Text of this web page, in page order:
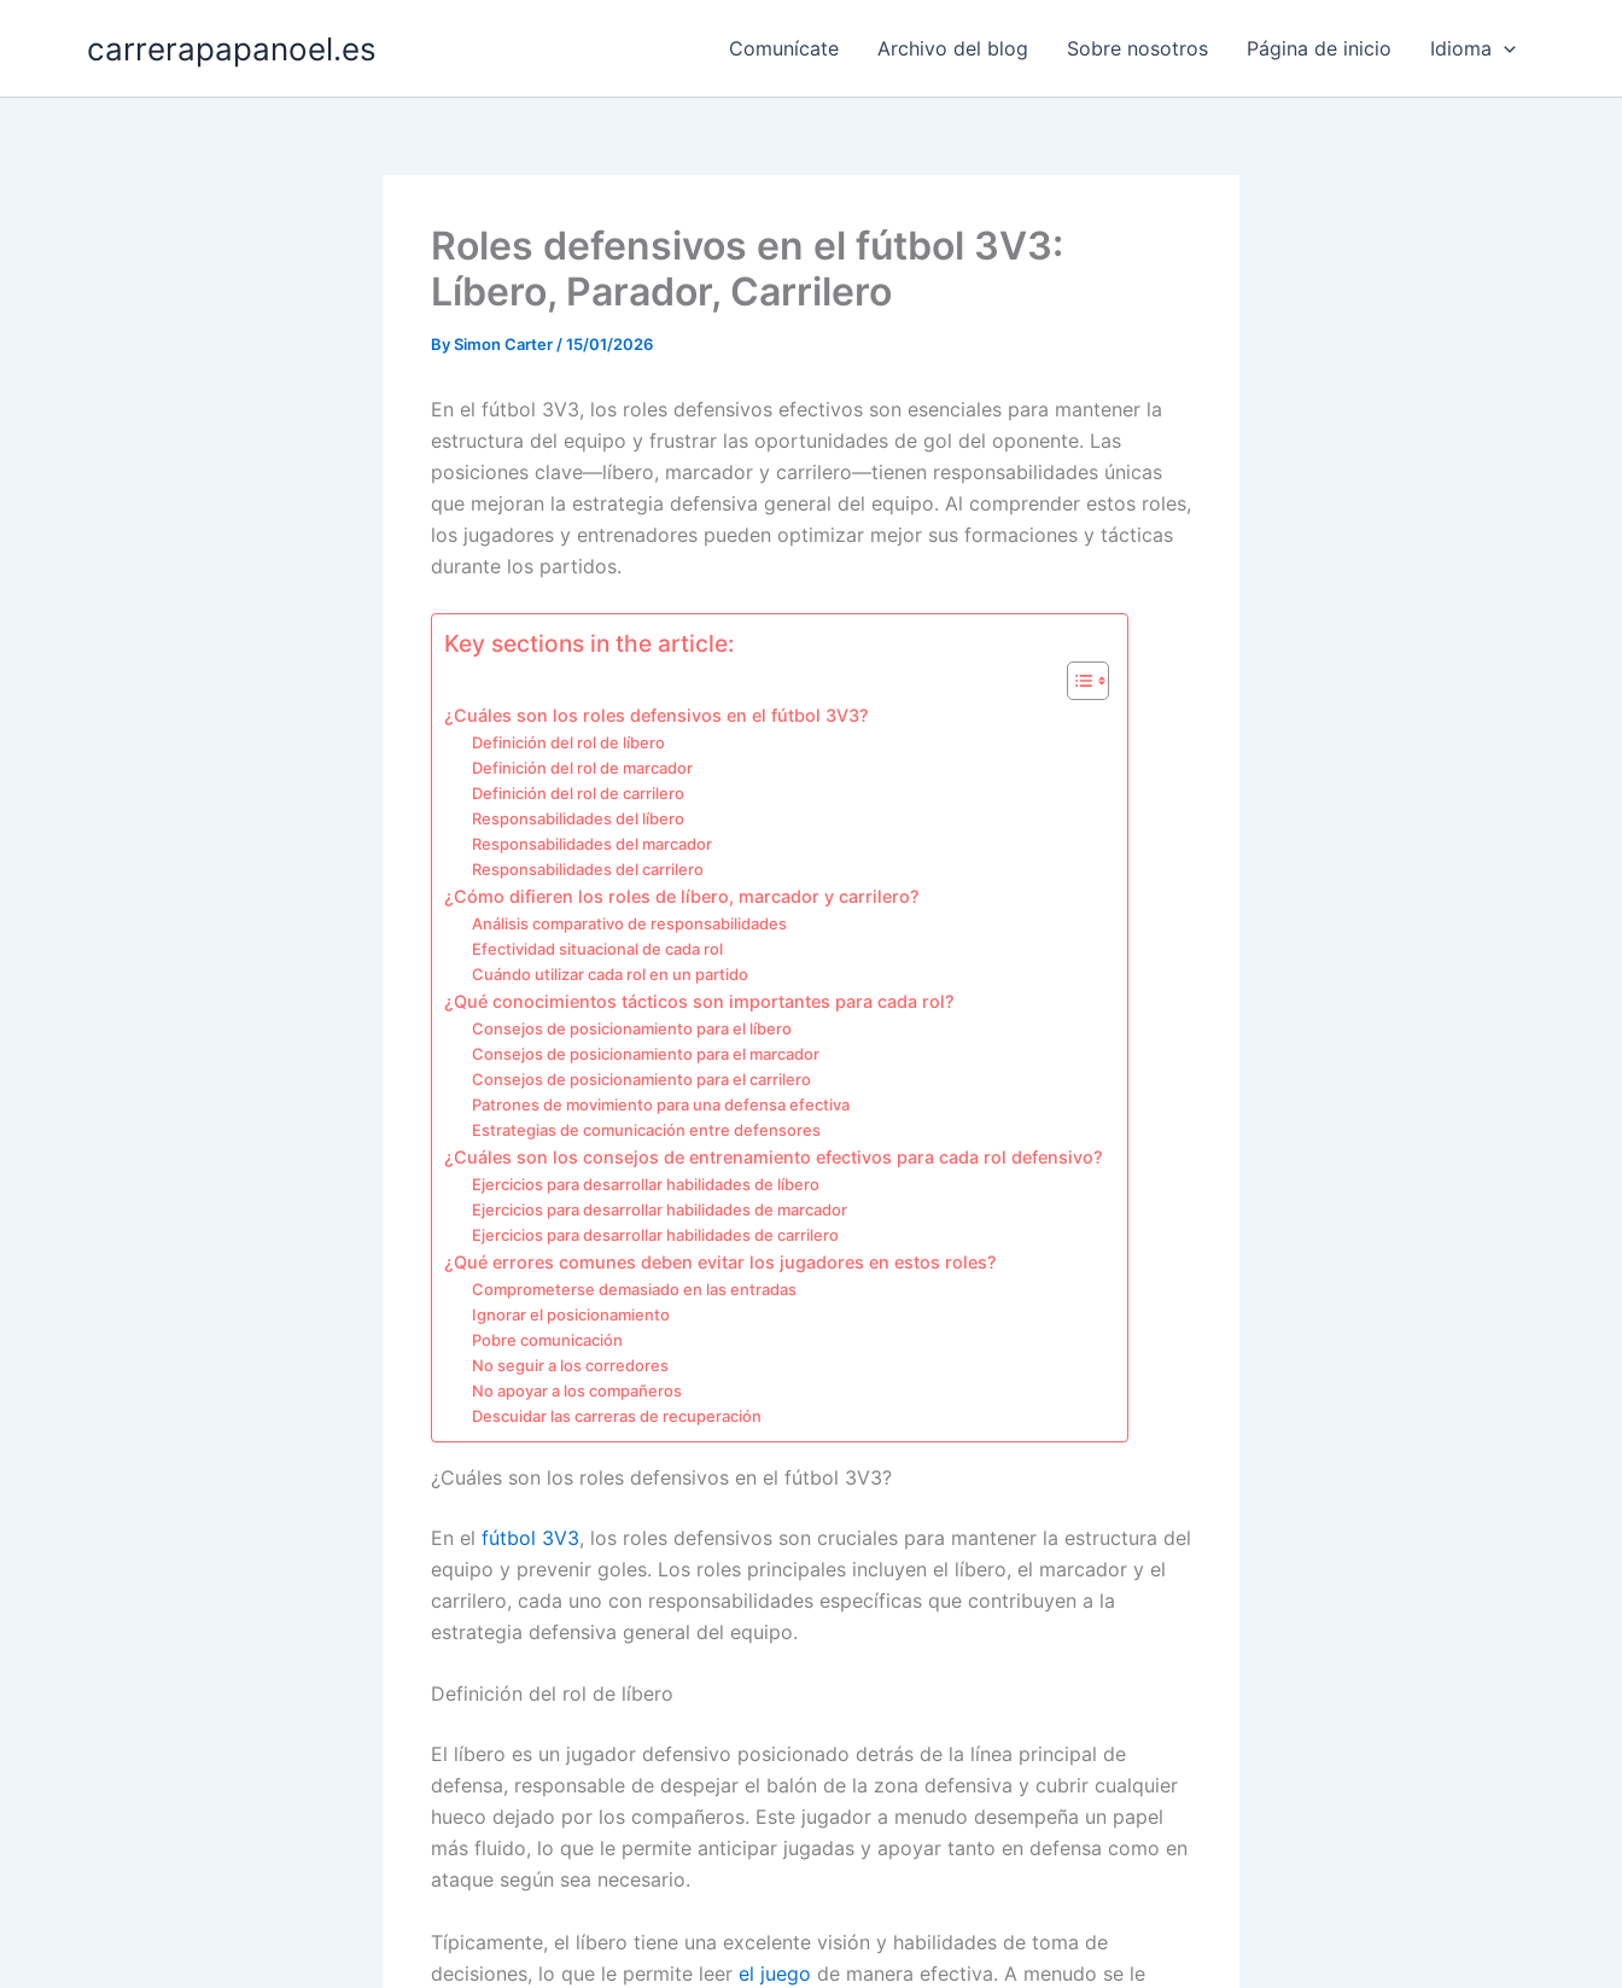
carrerapapanoel.es Comunícate Archivo del blog Sobre nosotros Página de inicio Idioma
Roles defensivos en el fútbol 3V3:
Líbero, Parador, Carrilero
BySimon Carter /15/01/2026
En el fútbol 3V3, los roles defensivos efectivos son esenciales para mantener la
estructura del equipo y frustrar las oportunidades de gol del oponente. Las
posiciones clave—líbero, marcador y carrilero—tienen responsabilidades únicas
que mejoran la estrategia defensiva general del equipo. Al comprender estos roles,
los jugadores y entrenadores pueden optimizar mejor sus formaciones y tácticas
durante los partidos.
Key sections in the article:
¿Cuáles son los roles defensivos en el fútbol 3V3?
Definición del rol de líbero
Definición del rol de marcador
Definición del rol de carrilero
Responsabilidades del líbero
Responsabilidades del marcador
Responsabilidades del carrilero
¿Cómo difieren los roles de líbero, marcador y carrilero?
Análisis comparativo de responsabilidades
Efectividad situacional de cada rol
Cuándo utilizar cada rol en un partido
¿Qué conocimientos tácticos son importantes para cada rol?
Consejos de posicionamiento para el líbero
Consejos de posicionamiento para el marcador
Consejos de posicionamiento para el carrilero
Patrones de movimiento para una defensa efectiva
Estrategias de comunicación entre defensores
¿Cuáles son los consejos de entrenamiento efectivos para cada rol defensivo?
Ejercicios para desarrollar habilidades de líbero
Ejercicios para desarrollar habilidades de marcador
Ejercicios para desarrollar habilidades de carrilero
¿Qué errores comunes deben evitar los jugadores en estos roles?
Comprometerse demasiado en las entradas
Ignorar el posicionamiento
Pobre comunicación
No seguir a los corredores
No apoyar a los compañeros
Descuidar las carreras de recuperación
¿Cuáles son los roles defensivos en el fútbol 3V3?
En el fútbol 3V3, los roles defensivos son cruciales para mantener la estructura del
equipo y prevenir goles. Los roles principales incluyen el líbero, el marcador y el
carrilero, cada uno con responsabilidades específicas que contribuyen a la
estrategia defensiva general del equipo.
Definición del rol de líbero
El líbero es un jugador defensivo posicionado detrás de la línea principal de
defensa, responsable de despejar el balón de la zona defensiva y cubrir cualquier
hueco dejado por los compañeros. Este jugador a menudo desempeña un papel
más fluido, lo que le permite anticipar jugadas y apoyar tanto en defensa como en
ataque según sea necesario.
Típicamente, el líbero tiene una excelente visión y habilidades de toma de
decisiones, lo que le permite leer el juego de manera efectiva. A menudo se le